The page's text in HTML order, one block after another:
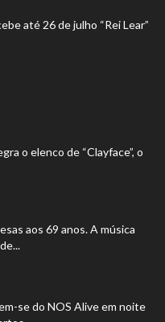
até 26 de julho “Rei Lear”
o elenco de “Clayface”, o
aos 69 anos. A música
se do NOS Alive em noite